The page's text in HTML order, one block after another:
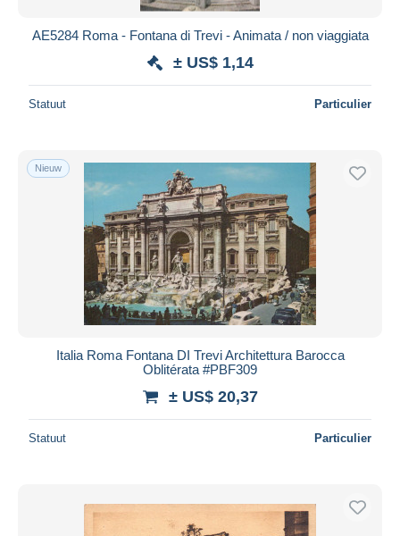
AE5284 Roma - Fontana di Trevi - Animata / non viaggiata
± US$ 1,14
Statuut Particulier
Nieuw
Italia Roma Fontana DI Trevi Architettura Barocca
Oblitérata #PBF309
± US$ 20,37
Statuut Particulier